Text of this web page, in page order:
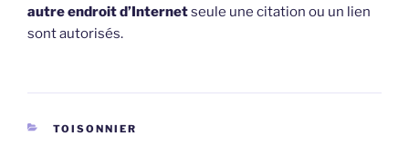
autre endroit d’Internetseule une citation ou un lien
sont autorisés.
CATÉGORIES
TOISONNIER